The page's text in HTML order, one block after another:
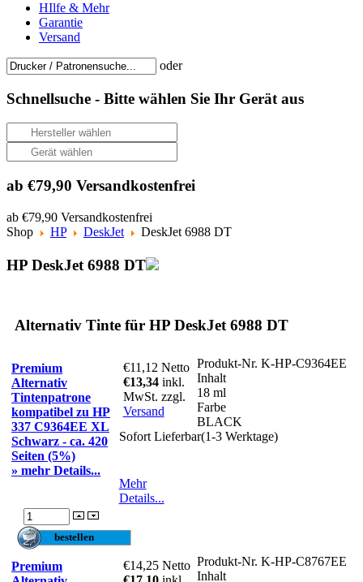
HIlfe & Mehr
Garantie
Versand
oder
Schnellsuche - Bitte wählen Sie Ihr Gerät aus
ab €79,90 Versandkostenfrei
ab €79,90 Versandkostenfrei
Shop
HP DeskJet DeskJet 6988 DT
HP DeskJet 6988 DT
Alternativ Tinte für HP DeskJet 6988 DT
Premium
Alternativ
Tintenpatrone
kompatibel zu HP
337 C9364EE XL
Schwarz - ca. 420
Seiten (5%)
» mehr Details...
€11,12 Netto
€13,34 inkl.
MwSt. zzgl.
Versand
Produkt-Nr. K-HP-C9364EE
Inhalt
18 ml
Farbe
BLACK
Sofort Lieferbar(1-3 Werktage)
Mehr
Details...
Premium
€14,25 Netto Produkt-Nr. K-HP-C8767EE
Inhalt